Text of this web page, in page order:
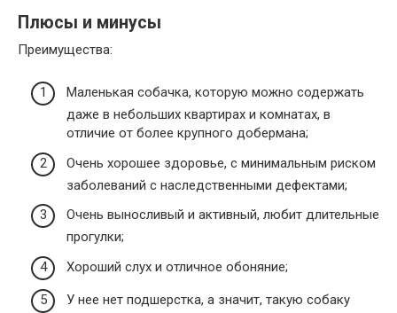
Плюсы и минусы
Преимущества:
Маленькая собачка, которую можно содержать
даже в небольших квартирах и комнатах, в
отличие от более крупного добермана;
Очень хорошее здоровье, с минимальным риском
заболеваний с наследственными дефектами;
Очень выносливый и активный, любит длительные
прогулки;
Хороший слух и отличное обоняние;
У нее нет подшерстка, а значит, такую ​​собаку